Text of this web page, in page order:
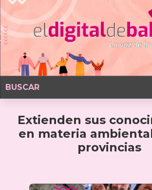
Extienden sus
en materia
provincias